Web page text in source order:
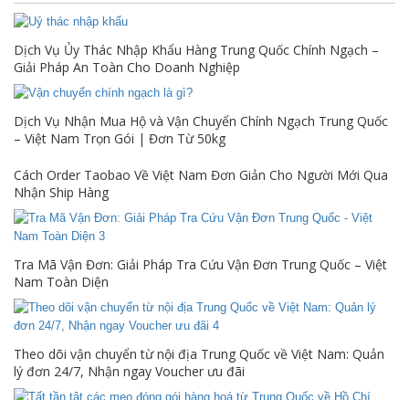
Dịch Vụ Ủy Thác Nhập Khẩu Hàng Trung Quốc Chính Ngạch –
Giải Pháp An Toàn Cho Doanh Nghiệp
Dịch Vụ Nhận Mua Hộ và Vận Chuyển Chính Ngạch Trung Quốc
– Việt Nam Trọn Gói | Đơn Từ 50kg
Cách Order Taobao Về Việt Nam Đơn Giản Cho Người Mới Qua
Nhận Ship Hàng
Tra Mã Vận Đơn: Giải Pháp Tra Cứu Vận Đơn Trung Quốc – Việt
Nam Toàn Diện
Theo dõi vận chuyển từ nội địa Trung Quốc về Việt Nam: Quản
lý đơn 24/7, Nhận ngay Voucher ưu đãi